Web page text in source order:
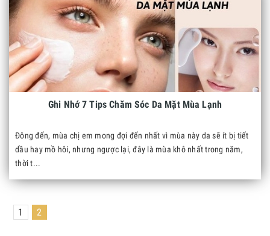
Ghi Nhớ 7 Tips Chăm Sóc Da Mặt Mùa Lạnh
Đông đến, mùa chị em mong đợi đến nhất vì mùa này da sẽ ít bị tiết
dầu hay mồ hôi, nhưng ngược lại, đây là mùa khô nhất trong năm,
thời t...
1 2